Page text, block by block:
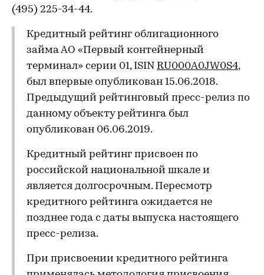
(495) 225-34-44.
Кредитный рейтинг облигационного
займа АО «Первый контейнерный
терминал» серии 01, ISIN RU000A0JW0S4,
был впервые опубликован 15.06.2018.
Предыдущий рейтинговый пресс-релиз по
данному объекту рейтинга был
опубликован 06.06.2019.
Кредитный рейтинг присвоен по
российской национальной шкале и
является долгосрочным. Пересмотр
кредитного рейтинга ожидается не
позднее года с даты выпуска настоящего
пресс-релиза.
При присвоении кредитного рейтинга